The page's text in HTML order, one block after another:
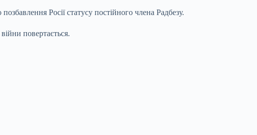
Росії статусу постійного члена Радбезу.
повертається.